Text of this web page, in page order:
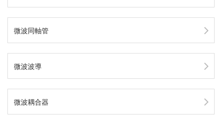
微波同軸管
微波波導
微波耦合器